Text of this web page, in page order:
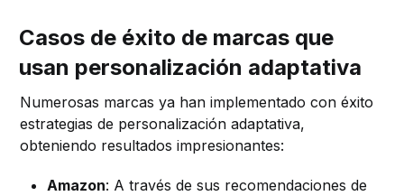
Casos de éxito de marcas que
usan personalización adaptativa
Numerosas marcas ya han implementado con éxito
estrategias de personalización adaptativa,
obteniendo resultados impresionantes:
Amazon: A través de sus recomendaciones de